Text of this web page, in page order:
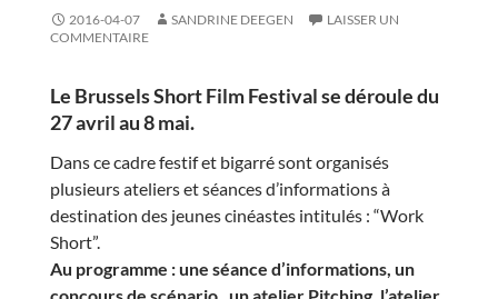
2016-04-07 SANDRINE DEEGEN
LAISSER UN
COMMENTAIRE
Le Brussels Short Film Festival se déroule du
27 avril au 8 mai.
Dans ce cadre festif et bigarré sont organisés
plusieurs ateliers et séances d’informations à
destination des jeunes cinéastes intitulés : “Work
Short”.
Au programme : une séance d’informations, un